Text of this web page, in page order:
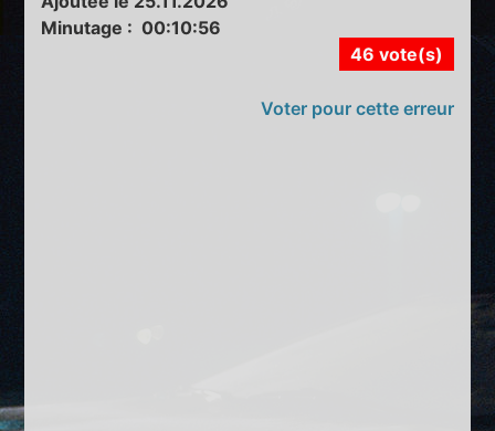
Minutage : 00:10:56
46 vote(s)
Voter pour cette erreur